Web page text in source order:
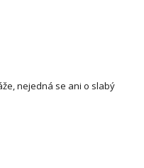
nejedná se ani o slabý